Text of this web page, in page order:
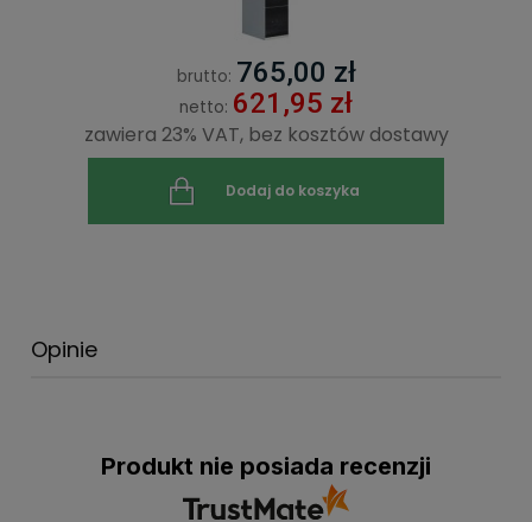
brutto: 765,00 zł
netto: 621,95 zł
zawiera 23% VAT, bez kosztów dostawy
Dodaj do koszyka
Opinie
Produkt nie posiada recenzji